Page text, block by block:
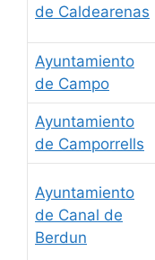
de Caldearenas
Ayuntamiento
de Campo
Ayuntamiento
de Camporrells
Ayuntamiento
de Canal de
Berdun